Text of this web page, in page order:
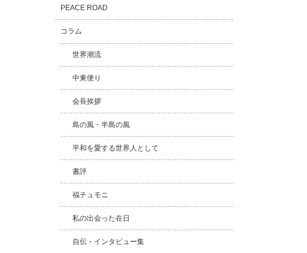
PEACE ROAD
コラム
世界潮流
中東便り
会長挨拶
島の風・半島の風
平和を愛する世界人として
書評
福チュモニ
私の出会った在日
自伝・インタビュー集